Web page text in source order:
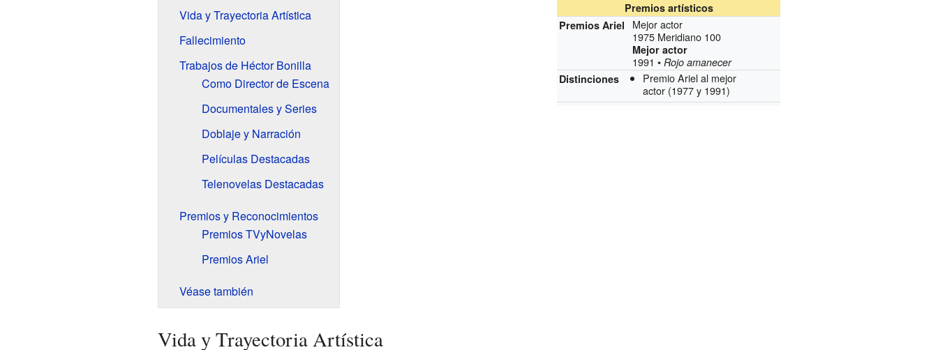
Premios artísticos
Premios Ariel
Mejor actor
1975 Meridiano 100
Mejor actor
1991 • Rojo amanecer
Distinciones
Premio Ariel al mejor
actor (1977 y 1991)
Vida y Trayectoria Artística
Fallecimiento
Trabajos de Héctor Bonilla
Como Director de Escena
Documentales y Series
Doblaje y Narración
Películas Destacadas
Telenovelas Destacadas
Premios y Reconocimientos
Premios TVyNovelas
Premios Ariel
Véase también
Vida y Trayectoria Artística